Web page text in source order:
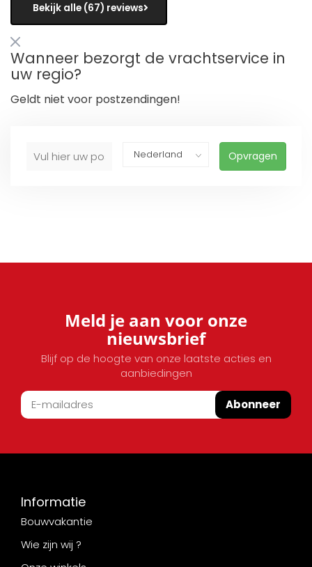
Bekijk alle (67) reviews
Wanneer bezorgt de vrachtservice in
uw regio?
Geldt niet voor postzendingen!
Opvragen
Meld je aan voor onze
nieuwsbrief
Blijf op de hoogte van onze laatste acties en
aanbiedingen
Abonneer
Informatie
Bouwvakantie
Wie zijn wij ?